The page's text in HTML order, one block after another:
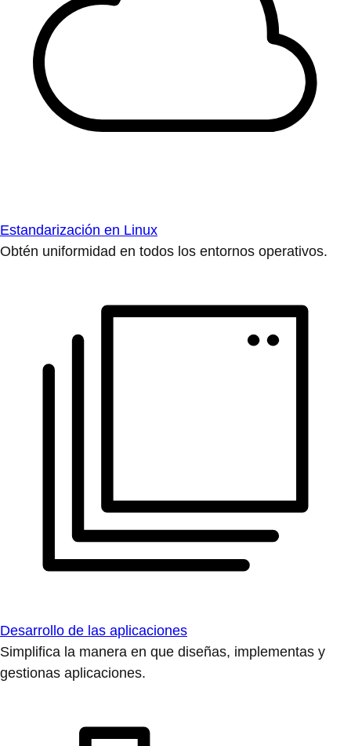
Estandarización en Linux
Obtén uniformidad en todos los entornos operativos.
Desarrollo de las aplicaciones
Simplifica la manera en que diseñas, implementas y
gestionas aplicaciones.